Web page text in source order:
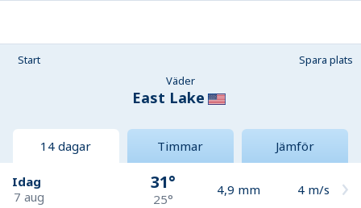
Start
Spara plats
Väder
East Lake
14 dagar Timmar Jämför
Idag
7 aug
31°
25°
4,9 mm 4 m/s